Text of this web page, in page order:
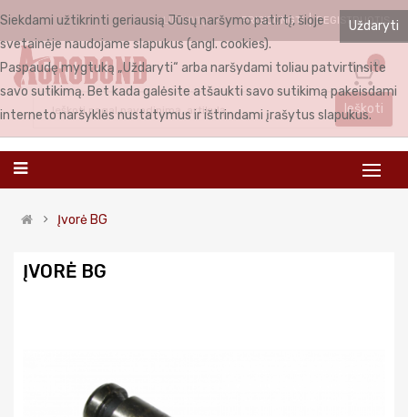
LIETUVIŲ PRISIJUNGTI REGISTRUOTIS
0
Ieškoti
Įvorė BG
ĮVORĖ BG
Uždaryti
Siekdami užtikrinti geriausią Jūsų naršymo patirtį, šioje
svetainėje naudojame slapukus (angl. cookies).
Paspaudę mygtuką „Uždaryti“ arba naršydami toliau patvirtinsite
savo sutikimą. Bet kada galėsite atšaukti savo sutikimą pakeisdami
interneto naršyklės nustatymus ir ištrindami įrašytus slapukus.